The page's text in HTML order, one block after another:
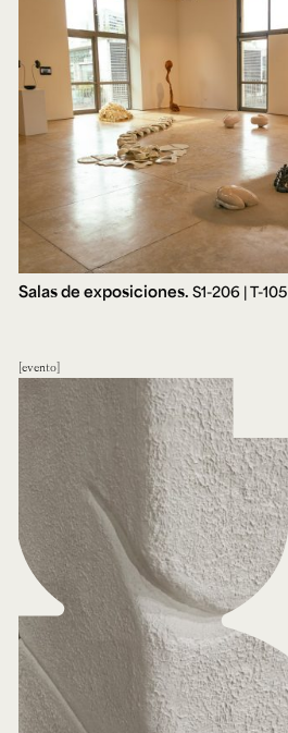
Salas de exposiciones. S1-206 | T-105
evento